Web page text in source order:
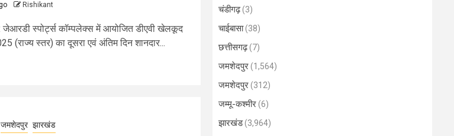
Rishikant
स्पोर्ट्स कॉम्पलेक्स में आयोजित डीएवी खेलकूद
(राज्य स्तर) का दूसरा एवं अंतिम दिन शानदार...
जमशेदपुर झारखंड
चंडीगढ़(3)
चाईबासा(38)
छत्तीसगढ़(7)
जमशेदपुर(1,564)
जमशेदपुर(312)
जम्मू-कश्मीर(6)
झारखंड(3,964)